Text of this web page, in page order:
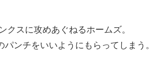
クスに攻めあぐねるホームズ。
ンチをいいようにもらってしまう。